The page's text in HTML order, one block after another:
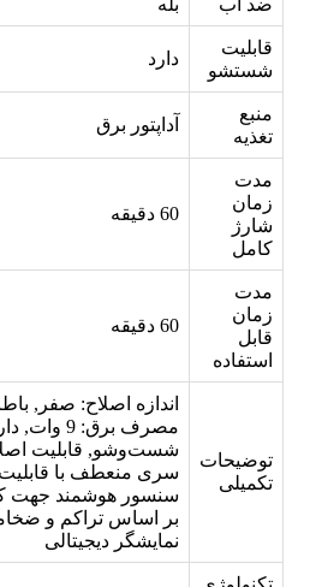
قابلیت
شستشو
دارد
منبع
تغذیه
آداپتور برق
مدت
زمان
شارژ
کامل
مدت
زمان
قابل
استفاده
توضیحات
تکمیلی
اندازه اصلاح: صفر,
مصرف برق: 9
شست‌وشو, قابلیت اصلاح
سنسور هوشمند جهت کم
بر اساس تراکم و
نمایشگر دیجیتالی